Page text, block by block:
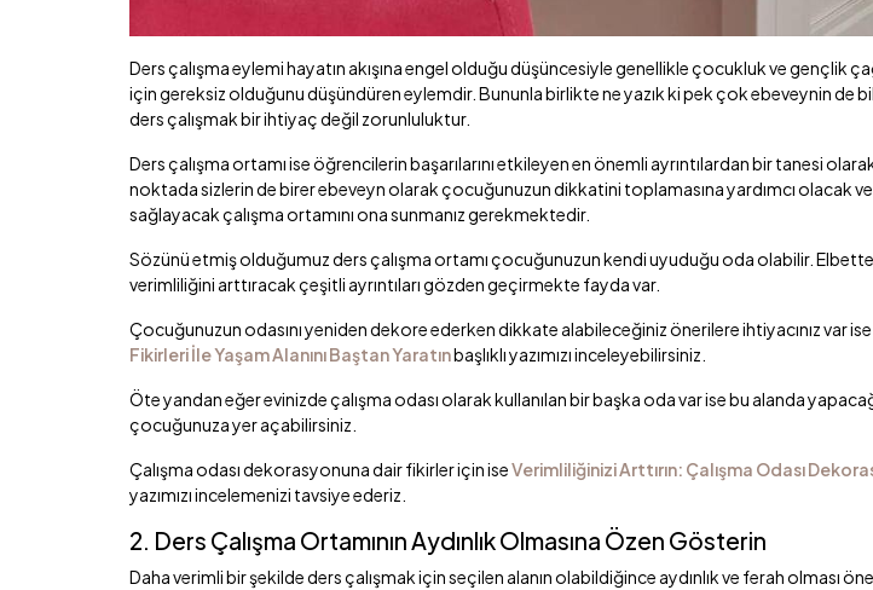
Ders çalışma eylemi hayatın akışına engel olduğu düşüncesiyle genellikle çocukluk ve gençlik
için gereksiz olduğunu düşündüren eylemdir. Bununla birlikte ne yazık ki pek çok ebeveynin de
ders çalışmak bir ihtiyaç değil zorunluluktur.
Ders çalışma ortamı ise öğrencilerin başarılarını etkileyen en önemli ayrıntılardan bir tanesi
noktada sizlerin de birer ebeveyn olarak çocuğunuzun dikkatini toplamasına yardımcı olacak ve
sağlayacak çalışma ortamını ona sunmanız gerekmektedir.
Sözünü etmiş olduğumuz ders çalışma ortamı çocuğunuzun kendi uyuduğu oda olabilir.
verimliliğini arttıracak çeşitli ayrıntıları gözden geçirmekte fayda var.
Çocuğunuzun odasını yeniden dekore ederken dikkate alabileceğiniz önerilere ihtiyacınız var ise
Fikirleri İle Yaşam Alanını Baştan Yaratınbaşlıklı yazımızı inceleyebilirsiniz.
Öte yandan eğer evinizde çalışma odası olarak kullanılan bir başka oda var ise bu alanda
çocuğunuza yer açabilirsiniz.
Çalışma odası dekorasyonuna dair fikirler için iseVerimliliğinizi Arttırın: Çalışma Odası
yazımızı incelemenizi tavsiye ederiz.
2. Ders Çalışma Ortamının Aydınlık Olmasına Özen Gösterin
Daha verimli bir şekilde ders çalışmak için seçilen alanın olabildiğince aydınlık ve ferah olması